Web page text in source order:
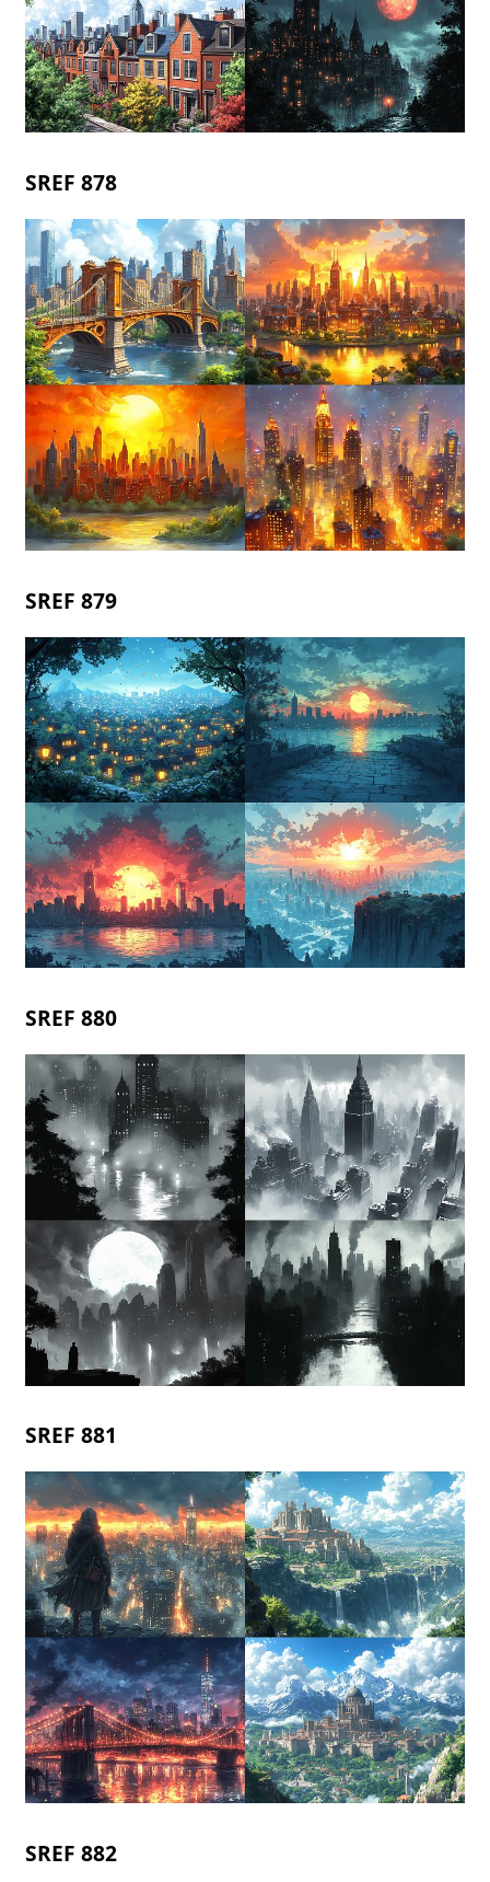
SREF 878
SREF 879
SREF 880
SREF 881
SREF 882